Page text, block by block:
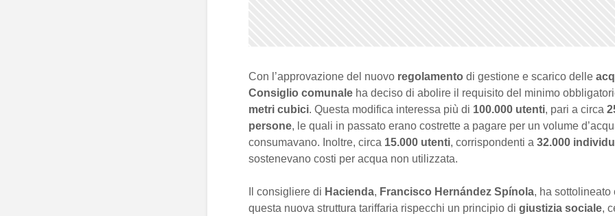
Con l’approvazione del nuovo regolamento di gestione e scarico delle
Consiglio comunale ha deciso di abolire il requisito del minimo
metri cubici. Questa modifica interessa più di 100.000 utenti, pari a circa
persone, le quali in passato erano costrette a pagare per un volume
consumavano. Inoltre, circa 15.000 utenti, corrispondenti a 32.000
sostenevano costi per acqua non utilizzata.
Il consigliere di Hacienda, Francisco Hernández Spínola, ha sottolineato
questa nuova struttura tariffaria rispecchi un principio di giustizia sociale,